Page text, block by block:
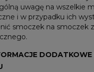
uwagę na wszelkie
i w przypadku ich
smoczek na smoczek